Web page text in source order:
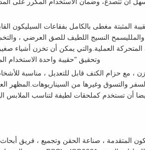
المثبتة مغطى بالكامل بفقاعات السيليكون
النسيج اللطيف للصق العرضي ،
وتحقيق "حقيبة واحدة الاستخدام
، مع حزام الكتف قابل للتعديل ، مناسبة
والتسوق وغيرها من السيناريوهات.المظهر
أن تستخدم كملحقات لطيفة لتناسب الملابس
المتقدمة ، صناعة الحقن وتجميع ، فريق